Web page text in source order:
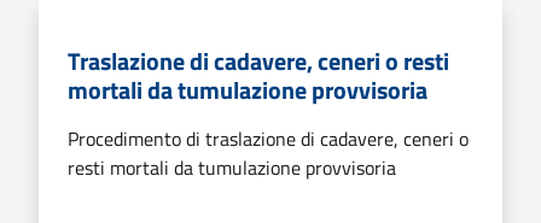
Traslazione di cadavere, ceneri o resti
mortali da tumulazione provvisoria
Procedimento di traslazione di cadavere, ceneri o
resti mortali da tumulazione provvisoria